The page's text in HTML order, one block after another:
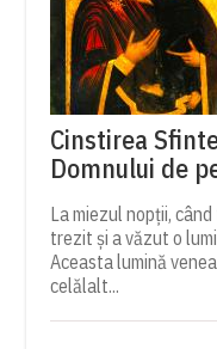
Cinstirea
Domnului de
La miezul nopții,
trezit și a văzut o
Aceasta lumină
celălalt...